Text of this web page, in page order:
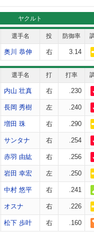
ヤクルト
選手名 投 防御率
奥川 恭伸 右 3.14
選手名 打 打率
内山 壮真 右 .230
長岡 秀樹 左 .240
増田 珠 右 .290
サンタナ 右 .254
赤羽 由紘 右 .256
岩田 幸宏 左 .250
中村 悠平 右 .241
オスナ 右 .226
松下 歩叶 右 .160